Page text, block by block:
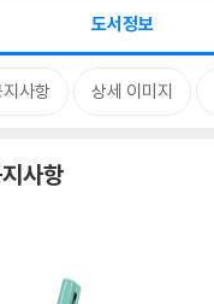
도서정보
사항 상세 이미지
사항